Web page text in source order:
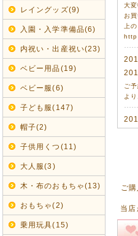
レイングッズ(9)
入園・入学準備品(6)
内祝い・出産祝い(23)
ベビー用品(19)
ベビー服(6)
子ども服(147)
帽子(2)
子供用くつ(11)
大人服(3)
木・布のおもちゃ(13)
おもちゃ(2)
乗用玩具(15)
大
お
上
ご
よ
毎
新
ご
当